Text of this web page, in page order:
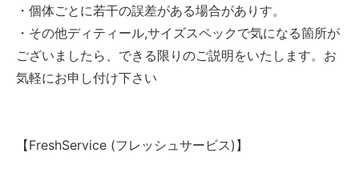
・個体ごとに若干の誤差がある場合がありす。
・その他ディティール,サイズスペックで気になる箇所が
ございましたら、できる限りのご説明をいたします。お
気軽にお申し付け下さい
【FreshService (フレッシュサービス)】